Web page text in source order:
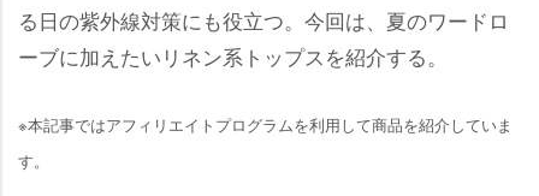
る日の紫外線対策にも役立つ。今回は、夏のワードロ
ーブに加えたいリネン系トップスを紹介する。
※本記事ではアフィリエイトプログラムを利用して商品を紹介していま
す。